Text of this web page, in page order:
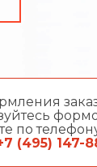
по
(495) 147-